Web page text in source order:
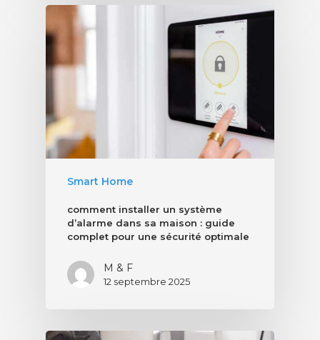
Smart Home
comment installer un système
d’alarme dans sa maison : guide
complet pour une sécurité optimale
M & F
12 septembre 2025